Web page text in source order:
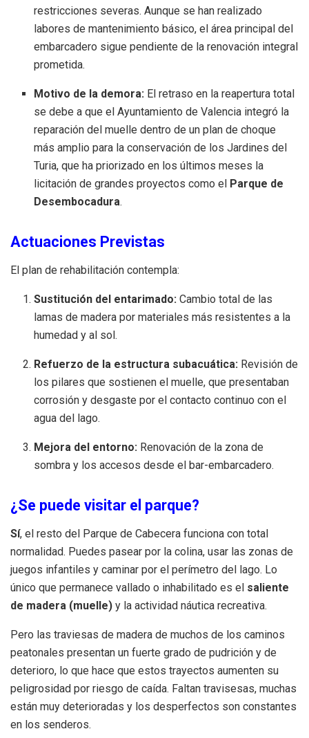
restricciones severas. Aunque se han realizado
labores de mantenimiento básico, el área principal del
embarcadero sigue pendiente de la renovación integral
prometida.
Motivo de la demora: El retraso en la reapertura total
se debe a que el Ayuntamiento de Valencia integró la
reparación del muelle dentro de un plan de choque
más amplio para la conservación de los Jardines del
Turia, que ha priorizado en los últimos meses la
licitación de grandes proyectos como el Parque de
Desembocadura.
Actuaciones Previstas
El plan de rehabilitación contempla:
Sustitución del entarimado: Cambio total de las
lamas de madera por materiales más resistentes a la
humedad y al sol.
Refuerzo de la estructura subacuática: Revisión de
los pilares que sostienen el muelle, que presentaban
corrosión y desgaste por el contacto continuo con el
agua del lago.
Mejora del entorno: Renovación de la zona de
sombra y los accesos desde el bar-embarcadero.
¿Se puede visitar el parque?
Sí, el resto del Parque de Cabecera funciona con total
normalidad. Puedes pasear por la colina, usar las zonas de
juegos infantiles y caminar por el perímetro del lago. Lo
único que permanece vallado o inhabilitado es el saliente
de madera (muelle) y la actividad náutica recreativa.
Pero las traviesas de madera de muchos de los caminos
peatonales presentan un fuerte grado de pudrición y de
deterioro, lo que hace que estos trayectos aumenten su
peligrosidad por riesgo de caída. Faltan travisesas, muchas
están muy deterioradas y los desperfectos son constantes
en los senderos.